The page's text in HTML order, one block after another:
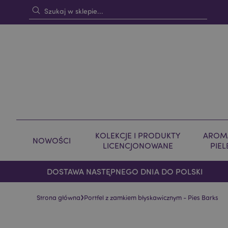
NOWOŚCI
KOLEKCJE I PRODUKTY
LICENCJONOWANE
DOSTAWA NASTĘPNEGO DNIA DO POLSKI
Strona główna›Portfel z zamkiem błyskawicznym - Pies Barks